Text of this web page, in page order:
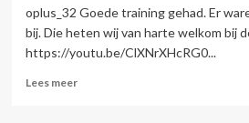
oplus_32 Goede training gehad. Er
bij. Die heten wij van harte welkom bij
https://youtu.be/ClXNrXHcRG0...
Lees meerLees